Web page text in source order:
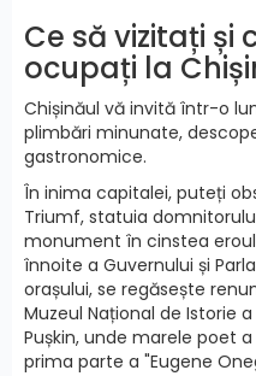
Ce să vizitați și
ocupați la
Chișinăul vă invită într-o
plimbări minunate,
gastronomice.
În inima capitalei, puteți
Triumf, statuia
monument în cinstea
înnoite a Guvernului și
orașului, se regăsește
Muzeul Național de Istorie
Pușkin, unde marele poet
prima parte a "Eugene